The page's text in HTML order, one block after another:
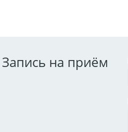
Запись на приём